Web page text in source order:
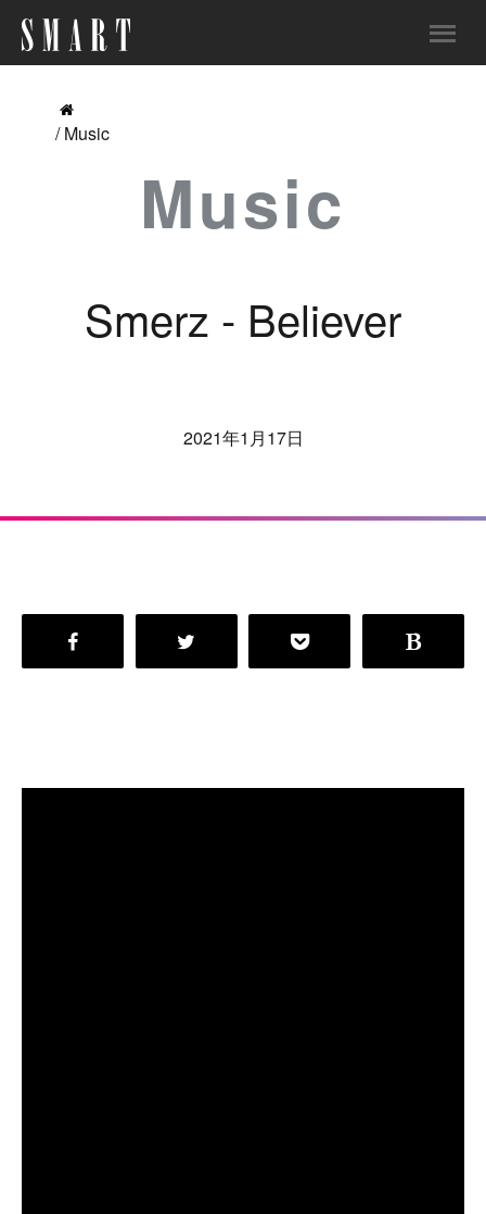
/ Music
Music
Smerz - Believer
2021年1月17日